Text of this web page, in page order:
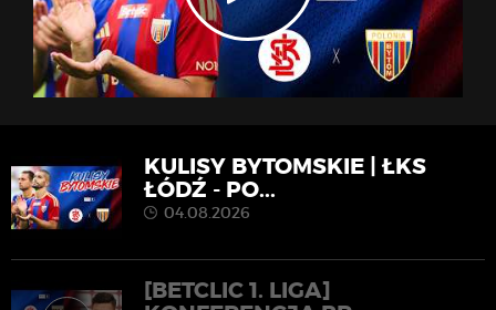
KULISY BYTOMSKIE | ŁKS
ŁÓDŹ - PO...
04.08.2026
[BETCLIC 1. LIGA]